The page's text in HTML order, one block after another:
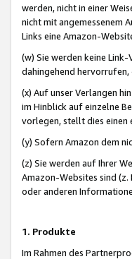
werden, nicht in einer
nicht mit angemessenem
Links eine Amazon-
(w) Sie werden keine
dahingehend hervorrufen,
(x) Auf unser Verlangen
im Hinblick auf einzelne
vorlegen, stellt dies einen
(y) Sofern Amazon dem
(z) Sie werden auf Ihrer
Amazon-Websites sind
oder anderen
1. Produkte
Im Rahmen des